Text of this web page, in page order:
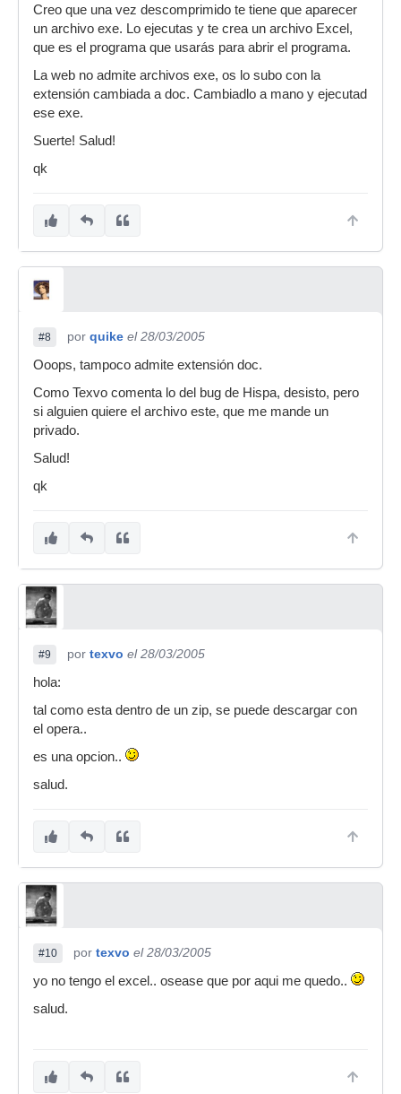
Creo que una vez descomprimido te tiene que aparecer
un archivo exe. Lo ejecutas y te crea un archivo Excel,
que es el programa que usarás para abrir el programa.
La web no admite archivos exe, os lo subo con la
extensión cambiada a doc. Cambiadlo a mano y ejecutad
ese exe.
Suerte! Salud!
qk
#8 por quike el 28/03/2005
Ooops, tampoco admite extensión doc.
Como Texvo comenta lo del bug de Hispa, desisto, pero
si alguien quiere el archivo este, que me mande un
privado.
Salud!
qk
#9 por texvo el 28/03/2005
hola:
tal como esta dentro de un zip, se puede descargar con
el opera..
es una opcion..
salud.
#10 por texvo el 28/03/2005
yo no tengo el excel.. osease que por aqui me quedo..
salud.